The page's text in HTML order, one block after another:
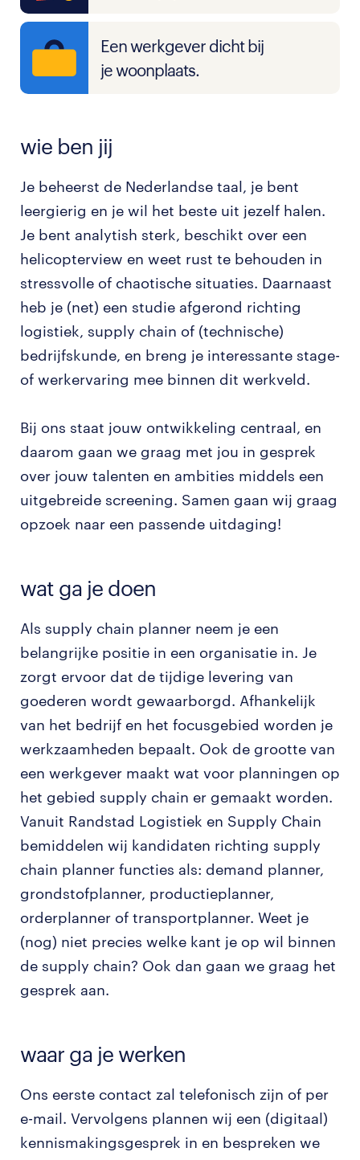
Een werkgever dicht bij
je woonplaats.
wie ben jij
Je beheerst de Nederlandse taal, je bent
leergierig en je wil het beste uit jezelf halen.
Je bent analytish sterk, beschikt over een
helicopterview en weet rust te behouden in
stressvolle of chaotische situaties. Daarnaast
heb je (net) een studie afgerond richting
logistiek, supply chain of (technische)
bedrijfskunde, en breng je interessante stage-
of werkervaring mee binnen dit werkveld.
Bij ons staat jouw ontwikkeling centraal, en
daarom gaan we graag met jou in gesprek
over jouw talenten en ambities middels een
uitgebreide screening. Samen gaan wij graag
opzoek naar een passende uitdaging!
wat ga je doen
Als supply chain planner neem je een
belangrijke positie in een organisatie in. Je
zorgt ervoor dat de tijdige levering van
goederen wordt gewaarborgd. Afhankelijk
van het bedrijf en het focusgebied worden je
werkzaamheden bepaalt. Ook de grootte van
een werkgever maakt wat voor planningen op
het gebied supply chain er gemaakt worden.
Vanuit Randstad Logistiek en Supply Chain
bemiddelen wij kandidaten richting supply
chain planner functies als: demand planner,
grondstofplanner, productieplanner,
orderplanner of transportplanner. Weet je
(nog) niet precies welke kant je op wil binnen
de supply chain? Ook dan gaan we graag het
gesprek aan.
waar ga je werken
Ons eerste contact zal telefonisch zijn of per
e-mail. Vervolgens plannen wij een (digitaal)
kennismakingsgesprek in en bespreken we